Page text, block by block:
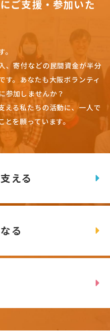
ご支援・参加いた
、寄付などの民間資金が半分
。 あなたも大阪ボランティ
参加しませんか？
える私たちの活動に、一人で
とを願っています。
える
る